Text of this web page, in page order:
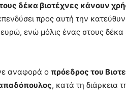
δέκα βιοτέχνες κάνουν
προς αυτή την
ενώ μόλις ένας στους
αναφορά ο πρόεδρος του
, κατά τη διάρκεια